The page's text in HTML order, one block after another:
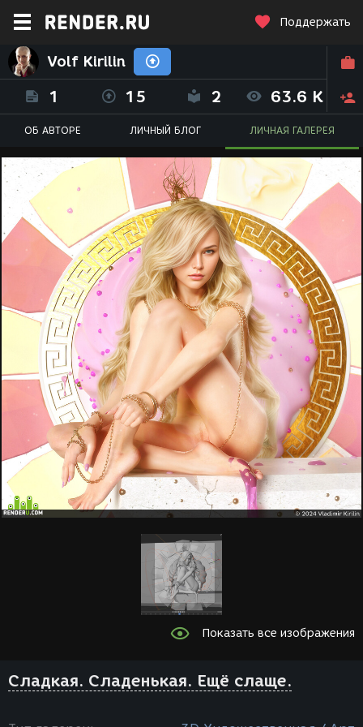
Поддержать
Volf Kirilin
1 15 2 63.6 K
ОБ АВТОРЕ ЛИЧНЫЙ БЛОГ ЛИЧНАЯ ГАЛЕРЕЯ
Показать все изображения
Сладкая. Сладенькая. Ещё слаще.